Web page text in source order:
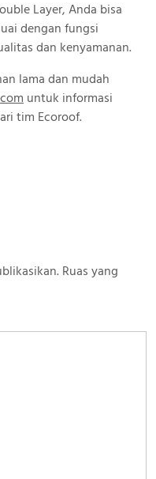
Layer, Anda bisa
dengan fungsi
dan kenyamanan.
lama dan mudah
untuk informasi
tim Ecoroof.
Ruas yang